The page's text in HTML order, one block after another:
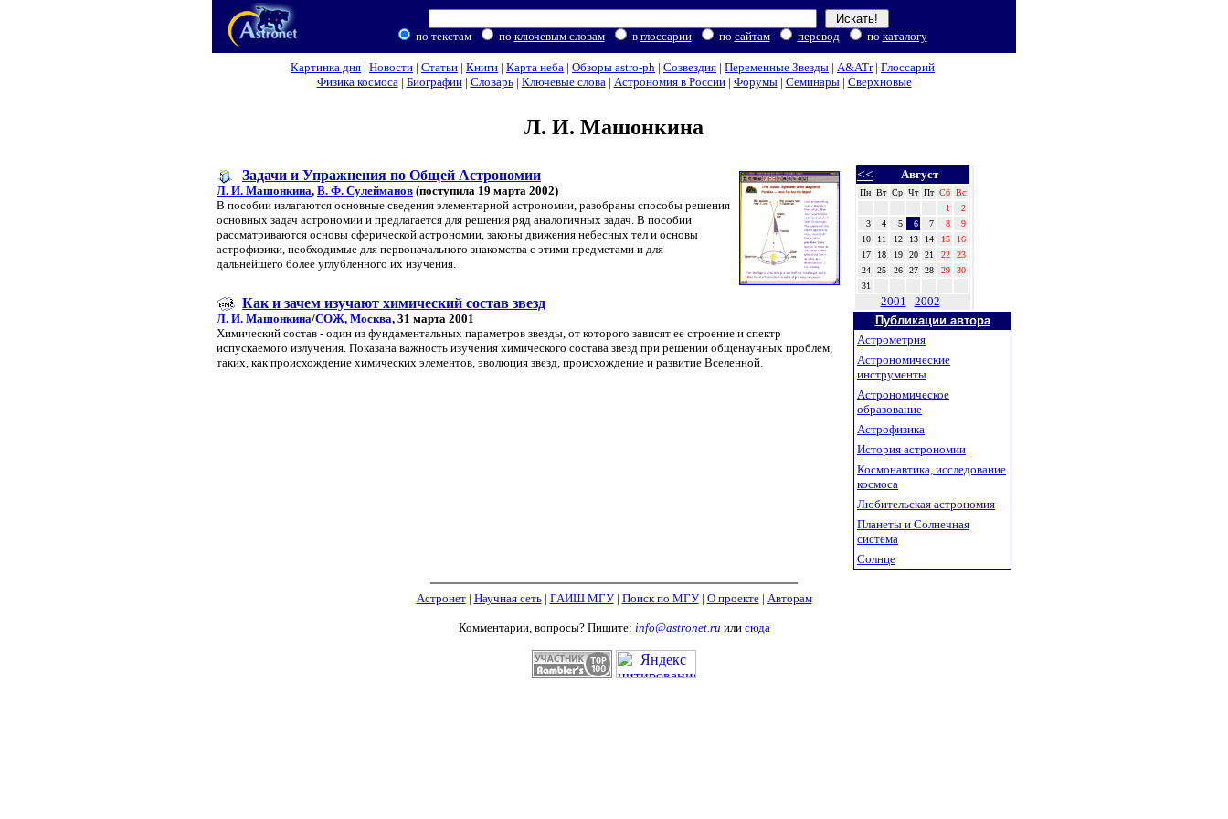
по текстам по ключевым словам в глоссарии по сайтам перевод по каталогу
Картинка дня | Новости | Статьи | Книги | Карта неба | Обзоры astro-ph | Созвездия | Переменные Звезды | A&ATr| Глоссарий
Физика космоса| Биографии| Словарь| Ключевые слова| Астрономия в России| Форумы| Семинары| Сверхновые
Л. И. Машонкина
Задачи и Упражнения по Общей Астрономии
Л. И. Машонкина, В. Ф. Сулейманов (поступила 19 марта 2002)
В пособии излагаются основные сведения элементарной астрономии, разобраны способы решения
основных задач астрономии и предлагается для решения ряд аналогичных задач. В пособии
рассматриваются основы сферической астрономии, законы движения небесных тел и основы
астрофизики, необходимые для первоначального знакомства с этими предметами и для
дальнейшего более углубленного их изучения.
Как и зачем изучают химический состав звезд
Л. И. Машонкина/СОЖ, Москва, 31 марта 2001
Химический состав - один из фундаментальных параметров звезды, от которого зависят ее строение и спектр
испускаемого излучения. Показана важность изучения химического состава звезд при решении общенаучных проблем,
таких, как происхождение химических элементов, эволюция звезд, происхождение и развитие Вселенной.
<< Август
Пн Вт Ср Чт Пт Сб Вс
1
2
3
4 5 6 7 8
9
10
11 12 13 14 15
16
17
18 19 20 21 22
23
24
25 26 27 28 29
30
31
2001
2002
Публикации автора
Астрометрия
Астрономические
инструменты
Астрономическое
образование
Астрофизика
История астрономии
Космонавтика, исследование
космоса
Любительская астрономия
Планеты и Солнечная
система
Солнце
Астронет| Научная сеть| ГАИШ МГУ| Поиск по МГУ| О проекте| Авторам
Комментарии, вопросы? Пишите: info@astronet.ru или сюда